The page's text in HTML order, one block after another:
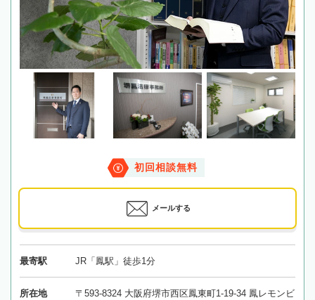
初回相談無料
メールする
最寄駅 JR「鳳駅」徒歩1分
所在地
〒593-8324 大阪府堺市西区鳳東町1-19-34 鳳レモンビ